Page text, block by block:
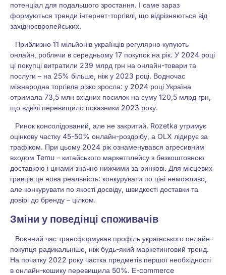
потенціал для подальшого зростання. І саме зараз
формуються тренди інтернет-торгівлі, що відрізняються від
західноєвропейських.
Приблизно 11 мільйонів українців регулярно купують
онлайн, роблячи в середньому 17 покупок на рік. У 2024 році
ці покупці витратили 239 млрд грн на онлайн-товари та
послуги – на 25% більше, ніж у 2023 році. Водночас
міжнародна торгівля різко зросла: у 2024 році Україна
отримала 73,5 млн вхідних посилок на суму 120,5 млрд грн,
що вдвічі перевищило показники 2023 року.
Ринок консолідований, але не закритий. Rozetka утримує
оцінкову частку 45-50% онлайн-роздрібу, а OLX лідирує за
трафіком. При цьому 2024 рік ознаменувався агресивним
входом Temu – китайського маркетплейсу з безкоштовною
доставкою і цінами значно нижчими за ринкові. Для місцевих
гравців це нова реальність: конкурувати по ціні неможливо,
але конкурувати по якості досвіду, швидкості доставки та
довірі до бренду – цілком.
Зміни у поведінці споживачів
Воєнний час трансформував профіль українського онлайн-
покупця радикальніше, ніж будь-який маркетинговий тренд.
На початку 2022 року частка предметів першої необхідності
в онлайн-кошику перевищила 50%. Е-commerce